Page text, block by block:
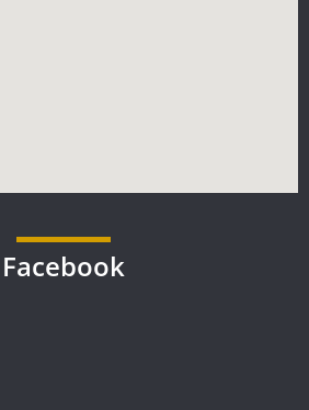
Facebook